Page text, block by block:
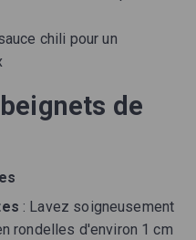
chili pour un
de
: Lavez soigneusement
rondelles d'environ 1 cm